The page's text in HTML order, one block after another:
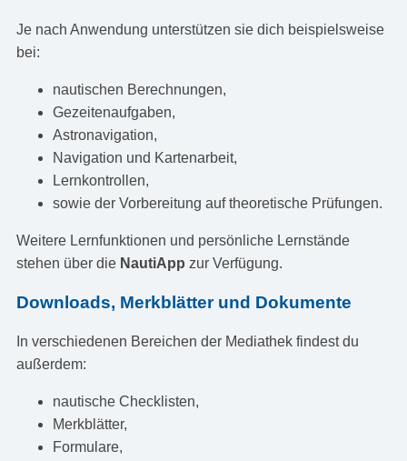
Je nach Anwendung unterstützen sie dich beispielsweise
bei:
nautischen Berechnungen,
Gezeitenaufgaben,
Astronavigation,
Navigation und Kartenarbeit,
Lernkontrollen,
sowie der Vorbereitung auf theoretische Prüfungen.
Weitere Lernfunktionen und persönliche Lernstände
stehen über die NautiApp zur Verfügung.
Downloads, Merkblätter und Dokumente
In verschiedenen Bereichen der Mediathek findest du
außerdem:
nautische Checklisten,
Merkblätter,
Formulare,